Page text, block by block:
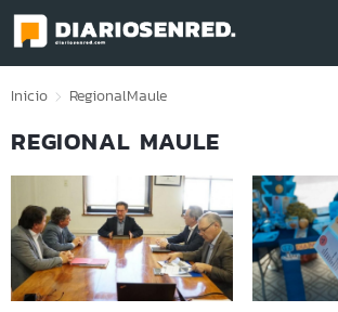
Click acá para ir directamente al contenido
Inicio RegionalMaule
REGIONAL MAULE